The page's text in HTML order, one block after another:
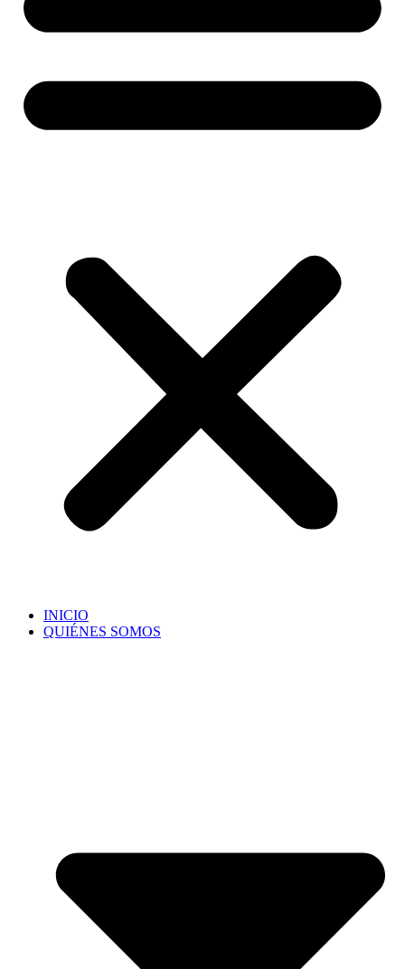
INICIO
QUIÉNES SOMOS